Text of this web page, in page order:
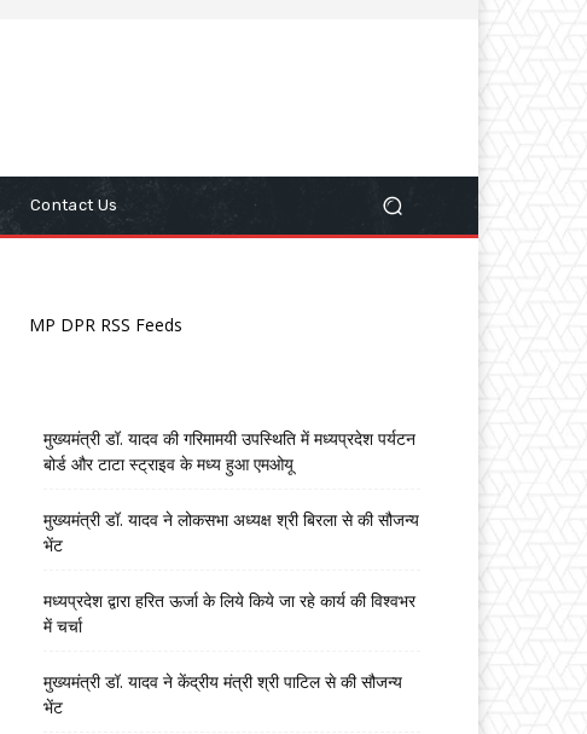
Contact Us
MP DPR RSS Feeds
मुख्यमंत्री डॉ. यादव की गरिमामयी उपस्थिति में मध्यप्रदेश पर्यटन
बोर्ड और टाटा स्ट्राइव के मध्य हुआ एमओयू
मुख्यमंत्री डॉ. यादव ने लोकसभा अध्यक्ष श्री बिरला से की सौजन्य
भेंट
मध्यप्रदेश द्वारा हरित ऊर्जा के लिये किये जा रहे कार्य की विश्वभर
में चर्चा
मुख्यमंत्री डॉ. यादव ने केंद्रीय मंत्री श्री पाटिल से की सौजन्य
भेंट